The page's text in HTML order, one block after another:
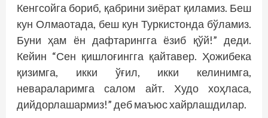
Кенгсойга бориб, қабрини зиёрат қиламиз. Беш
кун Олмаотада, беш кун Туркистонда бўламиз.
Буни ҳам ён дафтарингга ёзиб қўй!” деди.
Кейин “Сен қишлоғингга қайтавер. Ҳожибека
қизимга, икки ўғил, икки келинимга,
невараларимга салом айт. Худо хоҳласа,
дийдорлашармиз!” деб маъюс хайрлашдилар.